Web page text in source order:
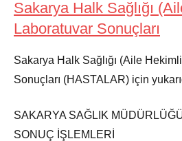
Sakarya Halk Sağlığı
Laboratuvar Sonuçları
Sakarya Halk Sağlığı (Aile
Sonuçları (HASTALAR) için
SAKARYA SAĞLIK
SONUÇ İŞLEMLERİ